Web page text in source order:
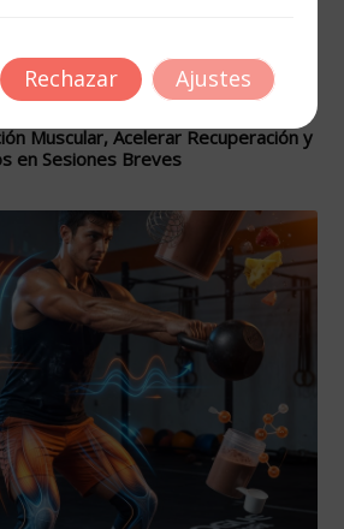
junio 30, 2026
Protocolos Expertos para
Muscular, Acelerar Recuperación y
en Sesiones Breves
Rechazar Ajustes